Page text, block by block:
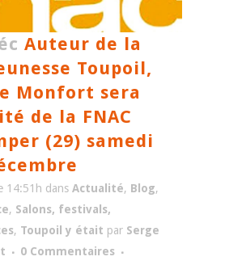
Auteur de la
Toupoil,
Monfort sera
de la FNAC
(29) samedi
14:51h dans Actualité, Blog,
, Salons, festivals,
, Toupoil y était par Serge
0 Commentaires